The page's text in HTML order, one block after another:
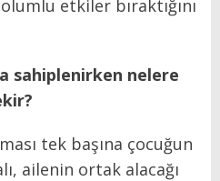
etkiler bıraktığını
sahiplenirken nelere
tek başına çocuğun
ailenin ortak alacağı